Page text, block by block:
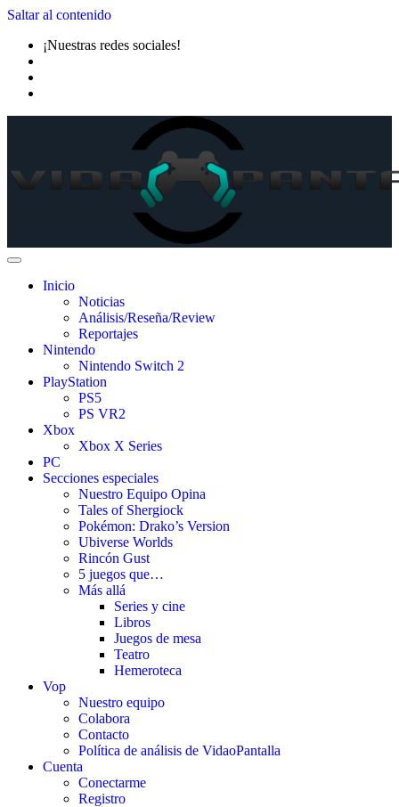
Saltar al contenido
¡Nuestras redes sociales!
Inicio
Noticias
Análisis/Reseña/Review
Reportajes
Nintendo
Nintendo Switch 2
PlayStation
PS5
PS VR2
Xbox
Xbox X Series
PC
Secciones especiales
Nuestro Equipo Opina
Tales of Shergiock
Pokémon: Drako’s Version
Ubiverse Worlds
Rincón Gust
5 juegos que…
Más allá
Series y cine
Libros
Juegos de mesa
Teatro
Hemeroteca
Vop
Nuestro equipo
Colabora
Contacto
Política de análisis de VidaoPantalla
Cuenta
Conectarme
Registro